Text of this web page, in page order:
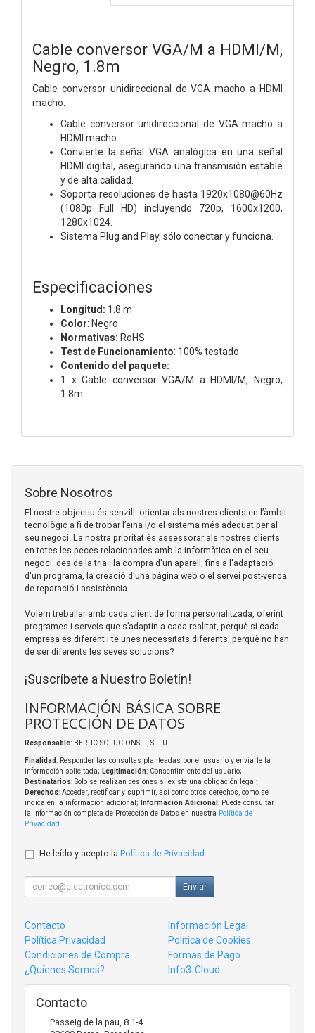
Cable conversor VGA/M a HDMI/M,
Negro, 1.8m
Cable conversor unidireccional de VGA macho a HDMI
macho.
Cable conversor unidireccional de VGA macho a
HDMI macho.
Convierte la señal VGA analógica en una señal
HDMI digital, asegurando una transmisión estable
y de alta calidad.
Soporta resoluciones de hasta 1920x1080@60Hz
(1080p Full HD) incluyendo 720p, 1600x1200,
1280x1024.
Sistema Plug and Play, sólo conectar y funciona.
Especificaciones
Longitud: 1.8 m
Color: Negro
Normativas: RoHS
Test de Funcionamiento: 100% testado
Contenido del paquete:
1 x Cable conversor VGA/M a HDMI/M, Negro,
1.8m
Sobre Nosotros
El nostre objectiu és senzill: orientar als nostres clients en l’àmbit
tecnològic a fi de trobar l’eina i/o el sistema més adequat per al
seu negoci. La nostra prioritat és assessorar als nostres clients
en totes les peces relacionades amb la informàtica en el seu
negoci: des de la tria i la compra d'un aparell, fins a l'adaptació
d'un programa, la creació d'una pàgina web o el servei post-venda
de reparació i assistència.
Volem treballar amb cada client de forma personalitzada, oferint
programes i serveis que s’adaptin a cada realitat, perquè si cada
empresa és diferent i té unes necessitats diferents, perquè no han
de ser diferents les seves solucions?
¡Suscríbete a Nuestro Boletín!
INFORMACIÓN BÁSICA SOBRE
PROTECCIÓN DE DATOS
Responsable: BERTIC SOLUCIONS IT, S.L.U.
Finalidad: Responder las consultas planteadas por el usuario y enviarle la
información solicitada; Legitimación: Consentimiento del usuario;
Destinatarios: Solo se realizan cesiones si existe una obligación legal;
Derechos: Acceder, rectificar y suprimir, así como otros derechos, como se
indica en la información adicional;
Información Adicional : Puede consultar
la información completa de Protección de Datos en nuestra Política de
Privacidad
He leído y acepto la Política de Privacidad
Enviar
Contacto
Información Legal
Política Privacidad
Política de Cookies
Condiciones de Compra
Formas de Pago
¿Quienes Somos?
Info3-Cloud
Contacto
Passeig de la pau, 8 1-4